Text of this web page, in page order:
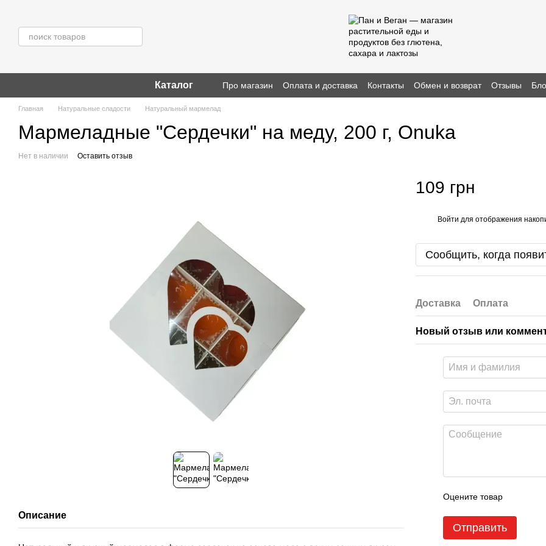
Каталог Про магазин Оплата и доставка Контакты Обмен и возврат Отзывы
Главная Натуральные сладости Натуральный мармелад
Мармеладные "Сердечки" на меду, 200 г, Onuka
Нет в наличии Оставить отзыв
Описание
109 грн
Войти для отображения
Сообщить, когда
Доставка Оплата
Новый отзыв или
Оцените товар
Отправить